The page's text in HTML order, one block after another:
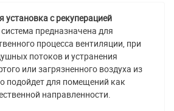
с рекуперацией
предназначена для
процесса вентиляции, при
потоков и устранения
или загрязненного воздуха из
подойдет для помещений как
направленности.